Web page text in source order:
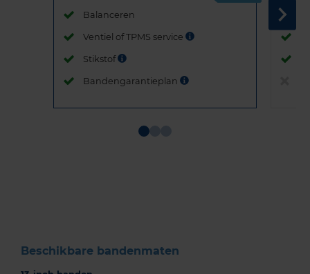
Balanceren
Ventiel of TPMS service
Stikstof
Bandengarantieplan
Beschikbare bandenmaten